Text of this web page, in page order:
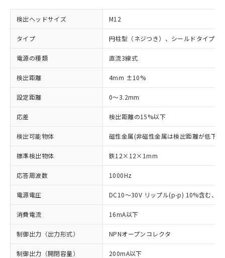
検出ヘッドサイズ M12
タイプ 円柱型（ネジつき）、シールドタイプ
電源の種類 直流3線式
検出距離 4mm ±10%
設定距離 0～3.2mm
応差 検出距離の15%以下
検出可能物体 磁性金属(非磁性金属は検出距離が低下し
標準検出物体 鉄12×12×1mm
応答周波数 1000Hz
電源電圧 DC10～30V リップル(p-p) 10%含む、
消費電流 16mA以下
制御出力（出力形式） NPNオープンコレクタ
制御出力（開閉容量） 200mA以下